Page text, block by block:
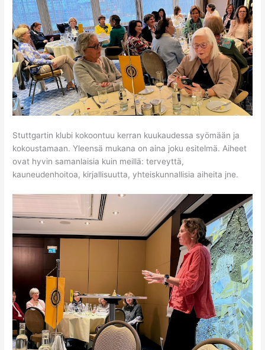
Stuttgartin klubi kokoontuu kerran kuukaudessa syömään ja
kokoustamaan. Yleensä mukana on aina joku esitelmä. Aiheet
ovat hyvin samanlaisia kuin meillä: terveyttä,
kauneudenhoitoa, kirjallisuutta, yhteiskunnallisia aiheita jne.